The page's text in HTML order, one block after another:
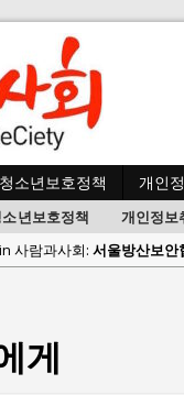
청소년보호정책 개인
년보호정책 개인정보
사람과사회: 서울방산보안
사람과사회:
in 사람과사회:
게